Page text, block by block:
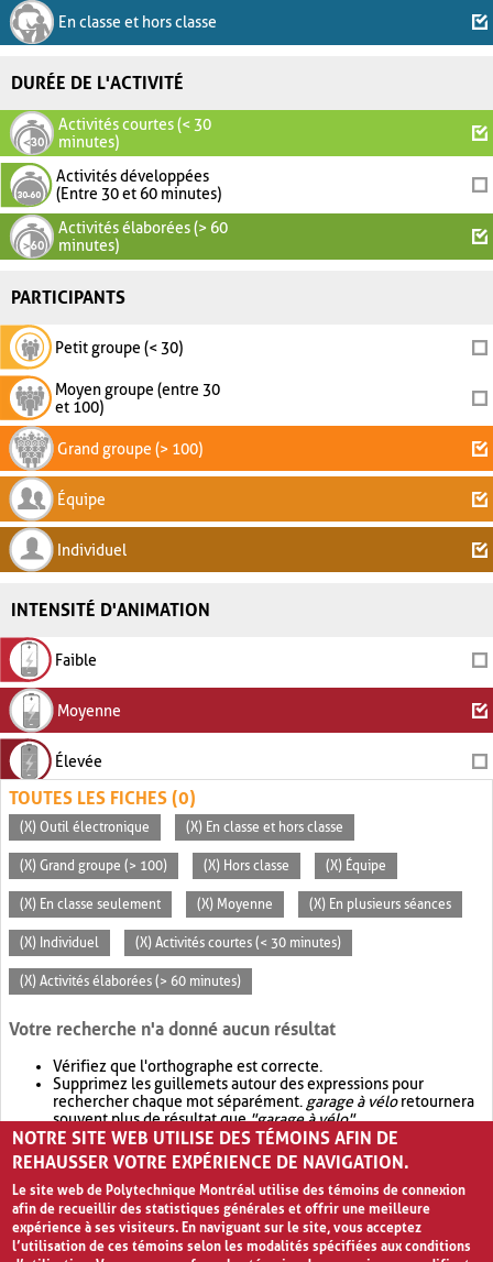
En classe et hors classe
DURÉE DE L'ACTIVITÉ
Activités courtes (< 30
minutes)
Activités développées
(Entre 30 et 60 minutes)
Activités élaborées (> 60
minutes)
PARTICIPANTS
Petit groupe (< 30)
Moyen groupe (entre 30
et 100)
Grand groupe (> 100)
Équipe
Individuel
INTENSITÉ D'ANIMATION
Faible
Moyenne
Élevée
TOUTES LES FICHES (0)
(X) Outil électronique (X) En classe et hors classe
(X) Grand groupe (> 100) (X) Hors classe (X) Équipe
(X) En classe seulement (X) Moyenne (X) En plusieurs séances
(X) Individuel (X) Activités courtes (< 30 minutes)
(X) Activités élaborées (> 60 minutes)
Votre recherche n'a donné aucun résultat
Vérifiez que l'orthographe est correcte.
Supprimez les guillemets autour des expressions pour
rechercher chaque mot séparément. garage à véloretournera
souvent plus de résultat que"garage à vélo".
Envisagez d'élargir votre recherche avec OR.garage OR vélo
retournera souvent plus de résultat quegarage à vélo
NOTRE SITE WEB UTILISE DES TÉMOINS AFIN DE
REHAUSSER VOTRE EXPÉRIENCE DE NAVIGATION.
Le site web de Polytechnique Montréal utilise des témoins de connexion
afin de recueillir des statistiques générales et offrir une meilleure
expérience à ses visiteurs. En naviguant sur le site, vous acceptez
l’utilisation de ces témoins selon les modalités spécifiées aux conditions